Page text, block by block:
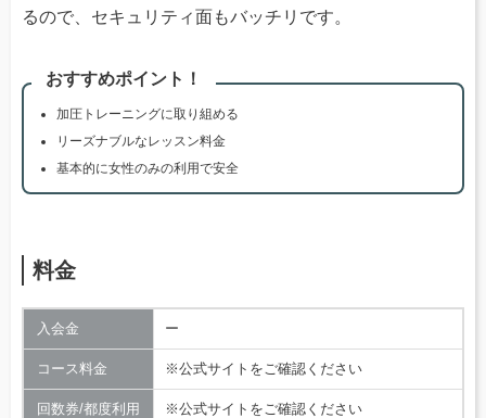
るので、セキュリティ面もバッチリです。
おすすめポイント！
加圧トレーニングに取り組める
リーズナブルなレッスン料金
基本的に女性のみの利用で安全
料金
入会金 ー
コース料金 ※公式サイトをご確認ください
回数券/都度利用 ※公式サイトをご確認ください